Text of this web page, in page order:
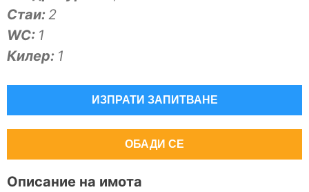
Описание на имота
Стаи:2
WC: 1
Килер: 1
ИЗПРАТИ ЗАПИТВАНЕ
ОБАДИ СЕ